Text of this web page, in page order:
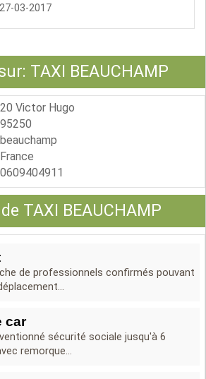
27-03-2017
TAXI BEAUCHAMP
20 Victor Hugo
95250
beauchamp
France
0609404911
TAXI BEAUCHAMP
de professionnels confirmés pouvant
car
sécurité sociale jusqu'à 6
remorque...